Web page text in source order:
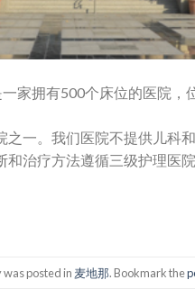
家拥有500个床位的医院，
一。我们医院不提供儿科和
治疗方法遵循三级护理医院
posted in 麦地那. Bookmark the